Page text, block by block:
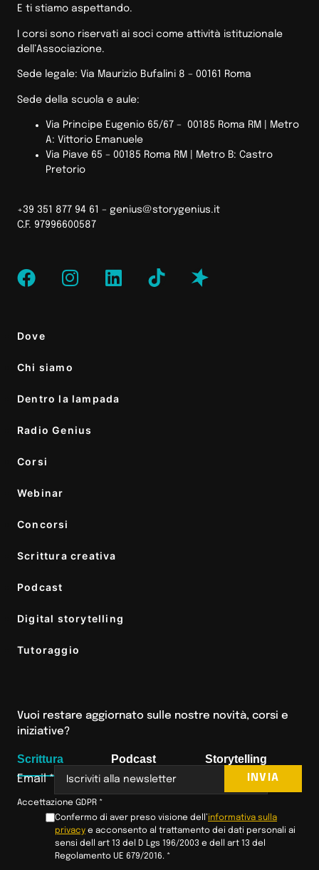
E ti stiamo aspettando.
I corsi sono riservati ai soci come attività istituzionale
dell’Associazione.
Sede legale: Via Maurizio Bufalini 8 – 00161 Roma
Sede della scuola e aule:
Via Principe Eugenio 65/67 – 00185 Roma RM |
Metro
A: Vittorio Emanuele
Via Piave 65 – 00185 Roma RM | Metro B: Castro
Pretorio
+39 351 877 94 61 – genius@storygenius.it
C.F. 97996600587
Dove
Chi siamo
Dentro la lampada
Radio Genius
Corsi
Webinar
Concorsi
Scrittura creativa
Podcast
Digital storytelling
Tutoraggio
Vuoi restare aggiornato sulle nostre novità, corsi e
iniziative?
Scrittura
Email*
Accettazione GDPR *
Confermo di aver preso visione dell’informativa sulla
privacy e acconsento al trattamento dei dati personali ai
sensi dell art 13 del D Lgs 196/2003 e dell art 13 del
Regolamento UE 679/2016. *
INVIA
Podcast Storytelling